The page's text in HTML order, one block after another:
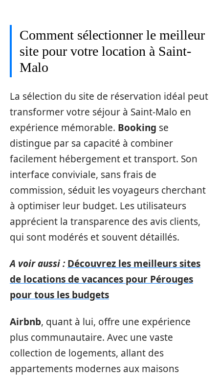
Comment sélectionner le meilleur
site pour votre location à Saint-
Malo
La sélection du site de réservation idéal peut
transformer votre séjour à Saint-Malo en
expérience mémorable. Booking se
distingue par sa capacité à combiner
facilement hébergement et transport. Son
interface conviviale, sans frais de
commission, séduit les voyageurs cherchant
à optimiser leur budget. Les utilisateurs
apprécient la transparence des avis clients,
qui sont modérés et souvent détaillés.
A voir aussi : Découvrez les meilleurs sites
de locations de vacances pour Pérouges
pour tous les budgets
Airbnb, quant à lui, offre une expérience
plus communautaire. Avec une vaste
collection de logements, allant des
appartements modernes aux maisons